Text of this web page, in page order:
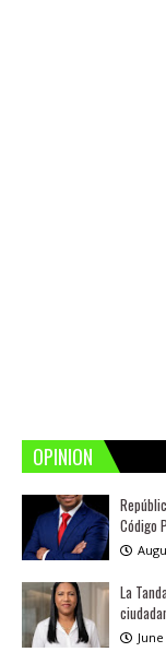
OPINION
Código
La